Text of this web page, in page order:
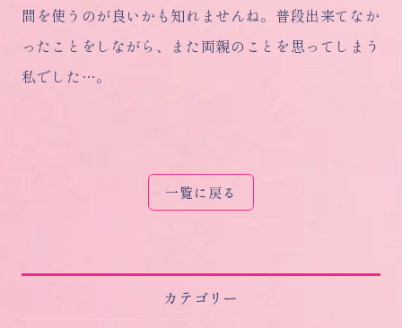
カテゴリー
間を使うのが良いかも知れませんね。普段出来てなか
ったことをしながら、また両親のことを思ってしまう
私でした…。
一覧に戻る